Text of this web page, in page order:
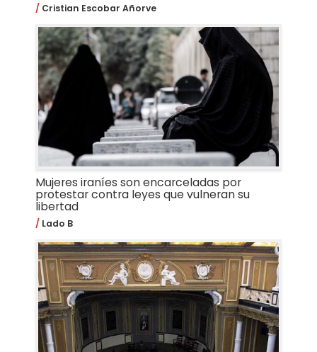
Cristian Escobar Añorve
Mujeres iraníes son encarceladas por
protestar contra leyes que vulneran su
libertad
Lado B